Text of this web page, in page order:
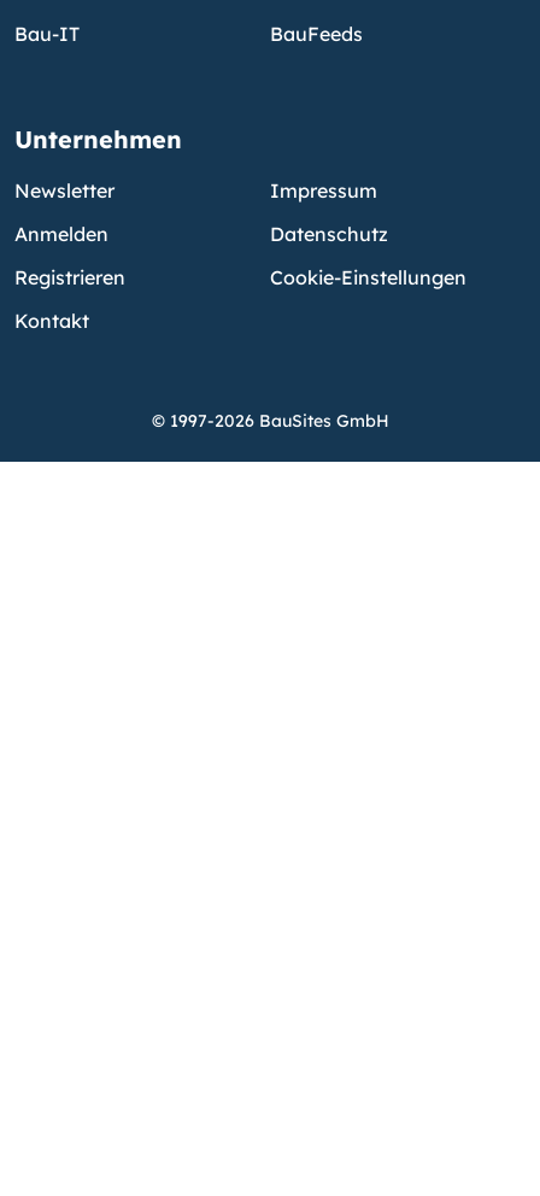
Bau-IT
BauFeeds
Unternehmen
Newsletter
Anmelden
Registrieren
Kontakt
Impressum
Datenschutz
Cookie-Einstellungen
© 1997-2026 BauSites GmbH